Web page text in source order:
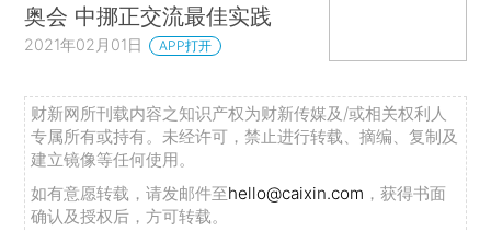
奥会 中挪正交流最佳实践
2021年02月01日 APP打开
财新网所刊载内容之知识产权为财新传媒及/或相关权利人
专属所有或持有。未经许可，禁止进行转载、摘编、复制及
建立镜像等任何使用。
如有意愿转载，请发邮件至hello@caixin.com ，获得书面
确认及授权后，方可转载。